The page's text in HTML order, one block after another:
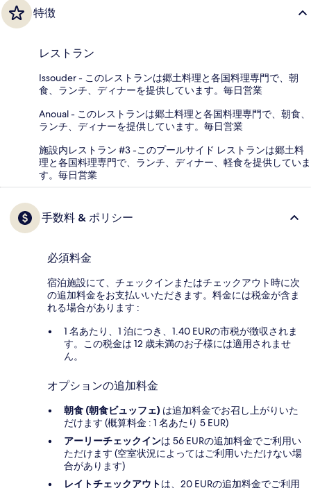
特徴
レストラン
Issouder - このレストランは郷土料理と各国料理専門で、朝
食、ランチ、ディナーを提供しています。毎日営業
Anoual - このレストランは郷土料理と各国料理専門で、朝食、
ランチ、ディナーを提供しています。毎日営業
施設内レストラン #3 -このプールサイド レストランは郷土料
理と各国料理専門で、ランチ、ディナー、軽食を提供していま
す。毎日営業
手数料 & ポリシー
必須料金
宿泊施設にて、チェックインまたはチェックアウト時に次
の追加料金をお支払いいただきます。料金には税金が含ま
れる場合があります :
1 名あたり、1 泊につき、1.40 EURの市税が徴収されま
す。この税金は 12 歳未満のお子様には適用されませ
ん。
オプションの追加料金
朝食 (朝食ビュッフェ) は追加料金でお召し上がりいた
だけます (概算料金 : 1 名あたり 5 EUR)
アーリーチェックインは 56 EURの追加料金でご利用い
ただけます (空室状況によってはご利用いただけない場
合があります)
レイトチェックアウトは、20 EURの追加料金でご利用